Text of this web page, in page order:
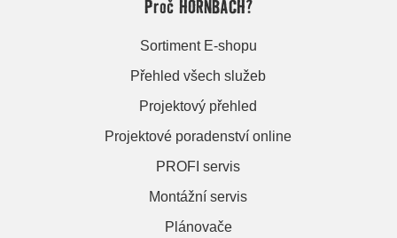
Proč HORNBACH?
Sortiment E-shopu
Přehled všech služeb
Projektový přehled
Projektové poradenství online
PROFI servis
Montážní servis
Plánovače